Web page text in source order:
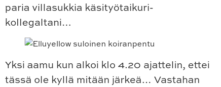
paria villasukkia käsityötaikuri-
kollegaltani…
Yksi aamu kun alkoi klo 4.20 ajattelin, ettei
tässä ole kyllä mitään järkeä… Vastahan